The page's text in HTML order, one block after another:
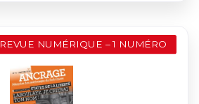
REVUE NUMÉRIQUE – 1 NUMÉRO